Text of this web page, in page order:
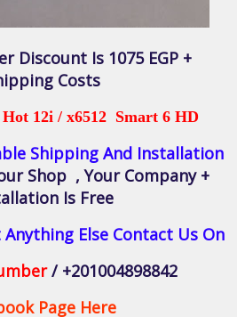
Discount Is 1075 EGP +
Costs .
12i / x6512 Smart 6 HD
Shipping And Installation
Shop , Your Company +
Is Free .
Else Contact Us On :-
/ +201004898842
Page Here